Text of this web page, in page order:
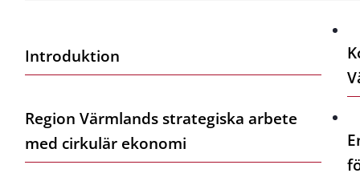
Introduktion
Region Värmlands strategiska arbete
med cirkulär ekonomi